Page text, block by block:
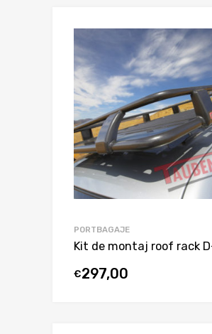
PORTBAGAJE
Kit de montaj roof rack
€297,00